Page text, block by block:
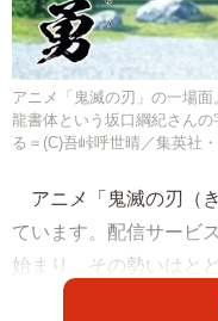
アニメ「鬼滅の刃」の一場
龍書体という坂口綱紀さん
る＝(C)吾峠呼世晴／集英社
アニメ「鬼滅の刃（
ています。配信サービ
始まり、その勢いはと
「鬼滅の刃」のとても